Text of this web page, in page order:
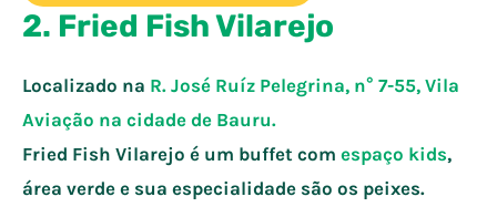
2. Fried Fish Vilarejo
Localizado na R. José Ruíz Pelegrina, n° 7-55, Vila
Aviação na cidade de Bauru.
Fried Fish Vilarejo é um buffet com espaço kids,
área verde e sua especialidade são os peixes.